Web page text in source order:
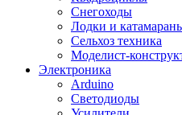
Снегоходы
Лодки и
Сельхоз техника
Моделист-
Электроника
Arduino
Светодиоды